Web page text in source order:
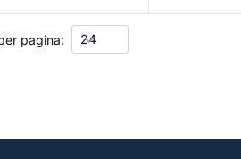
pagina: